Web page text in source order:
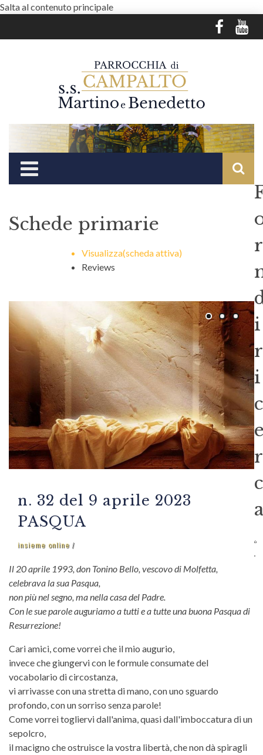
Salta al contenuto principale
r
i
r
i
c
r
c
Schede primarie
Visualizza(scheda attiva)
Reviews
n. 32 del 9 aprile 2023
PASQUA
insieme online
Il 20 aprile 1993, don Tonino Bello, vescovo di Molfetta,
celebrava la sua Pasqua,
non più nel segno, ma nella casa del Padre.
Con le sue parole auguriamo a tutti e a tutte una buona Pasqua di
Resurrezione!
Cari amici, come vorrei che il mio augurio,
invece che giungervi con le formule consumate del
vocabolario di circostanza,
vi arrivasse con una stretta di mano, con uno sguardo
profondo, con un sorriso senza parole!
Come vorrei togliervi dall'anima, quasi dall'imboccatura di un
sepolcro,
il macigno che ostruisce la vostra libertà, che non dà spiragli